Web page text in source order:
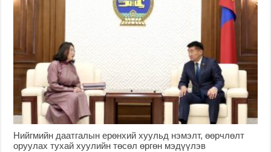
Нийгмийн даатгалын ерөнхий хуульд нэмэлт, өөрчлөлт
оруулах тухай хуулийн төсөл өргөн мэдүүлэв